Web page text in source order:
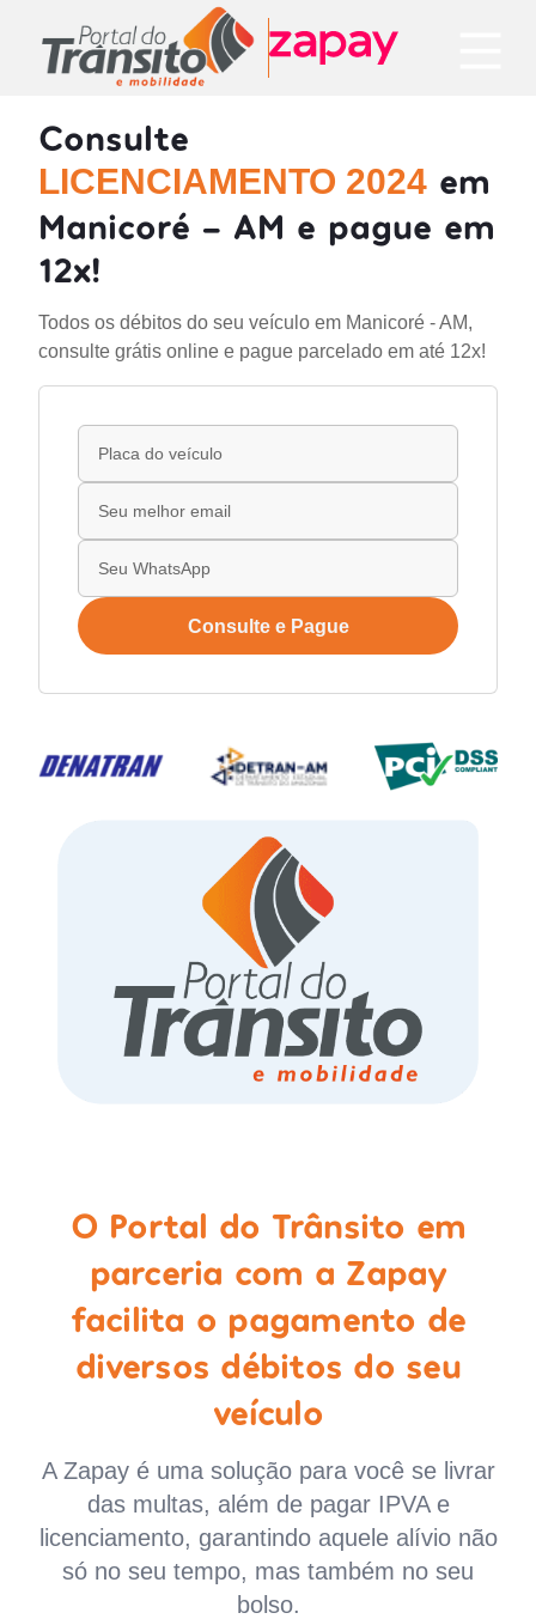
Consulte
LICENCIAMENTO 2024 em
Manicoré - AM e pague em
12x!
Todos os débitos do seu veículo em Manicoré - AM,
consulte grátis online e pague parcelado em até 12x!
Consulte e Pague
O Portal do Trânsito em
parceria com a Zapay
facilita o pagamento de
diversos débitos do seu
veículo
A Zapay é uma solução para você se livrar
das multas, além de pagar IPVA e
licenciamento, garantindo aquele alívio não
só no seu tempo, mas também no seu
bolso.